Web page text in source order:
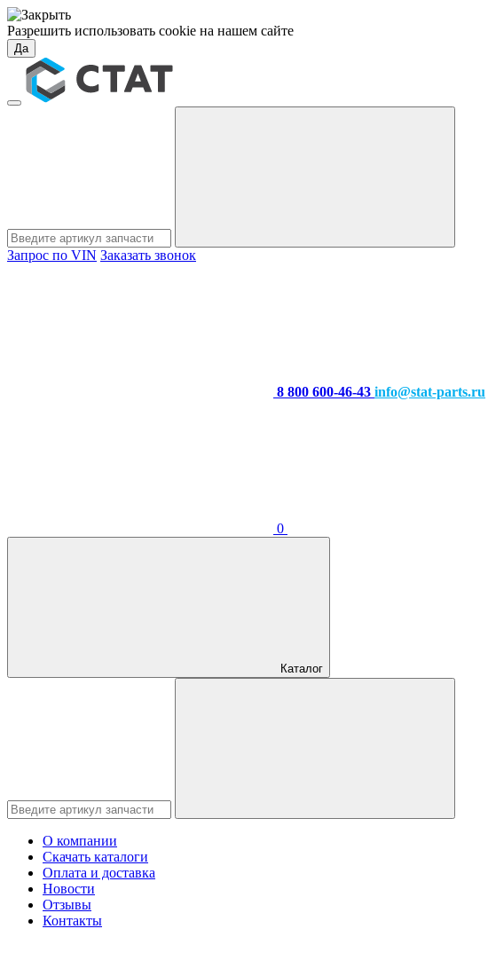
Разрешить использовать cookie на нашем сайте
Да
Запрос по VIN Заказать звонок
8 800 600-46-43 info@stat-parts.ru
0
Каталог
О компании
Скачать каталоги
Оплата и доставка
Новости
Отзывы
Контакты